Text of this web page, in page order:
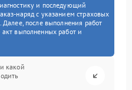
и последующий
наряд с указанием страховых
Далее, после выполнения работ
выполненных работ и
какой